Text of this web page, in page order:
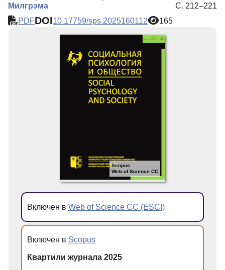
Милгрэма
С. 212–221
PDFDOI10.17759/sps.2025160112 165
Scopus
Web of Science CC
Включен в Web of Science CC (ESCI)
Включен в Scopus
Квартили журнала 2025